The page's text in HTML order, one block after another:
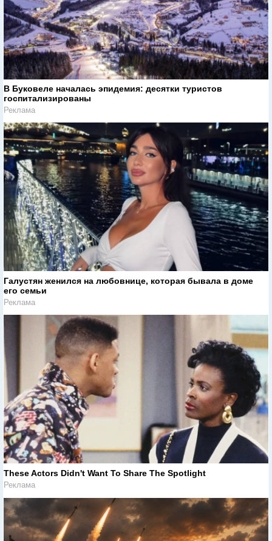
В Буковеле началась эпидемия: десятки туристов
госпитализированы
Реклама
Галустян женился на любовнице, которая бывала в доме
его семьи
Реклама
These Actors Didn't Want To Share The Spotlight
Реклама